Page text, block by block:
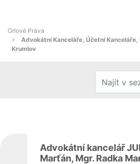
Orlové Práva
Advokátní Kanceláře, Účetní
Krumlov
Advokátní kancelář
Marťán, Mgr. Radka